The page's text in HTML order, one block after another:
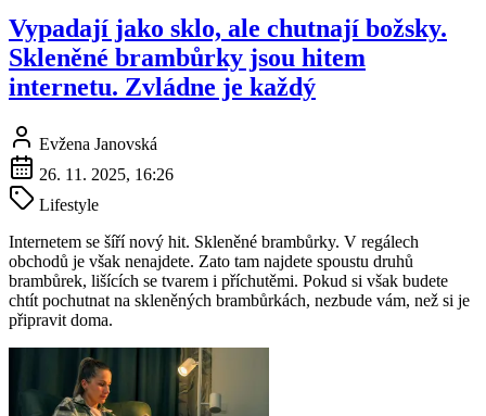
Vypadají jako sklo, ale chutnají božsky.
Skleněné brambůrky jsou hitem
internetu. Zvládne je každý
Evžena Janovská
26. 11. 2025, 16:26
Lifestyle
Internetem se šíří nový hit. Skleněné brambůrky. V regálech
obchodů je však nenajdete. Zato tam najdete spoustu druhů
brambůrek, lišících se tvarem i příchutěmi. Pokud si však budete
chtít pochutnat na skleněných brambůrkách, nezbude vám, než si je
připravit doma.